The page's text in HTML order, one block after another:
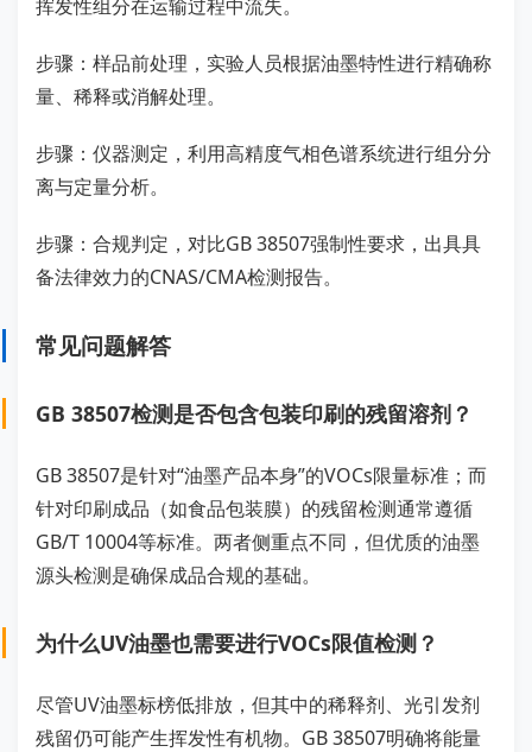
挥发性组分在运输过程中流失。
步骤：样品前处理，实验人员根据油墨特性进行精确称
量、稀释或消解处理。
步骤：仪器测定，利用高精度气相色谱系统进行组分分
离与定量分析。
步骤：合规判定，对比GB 38507强制性要求，出具具
备法律效力的CNAS/CMA检测报告。
常见问题解答
GB 38507检测是否包含包装印刷的残留溶剂？
GB 38507是针对“油墨产品本身”的VOCs限量标准；而
针对印刷成品（如食品包装膜）的残留检测通常遵循
GB/T 10004等标准。两者侧重点不同，但优质的油墨
源头检测是确保成品合规的基础。
为什么UV油墨也需要进行VOCs限值检测？
尽管UV油墨标榜低排放，但其中的稀释剂、光引发剂
残留仍可能产生挥发性有机物。GB 38507明确将能量